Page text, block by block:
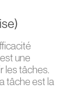
une
les tâches.
tâche est la